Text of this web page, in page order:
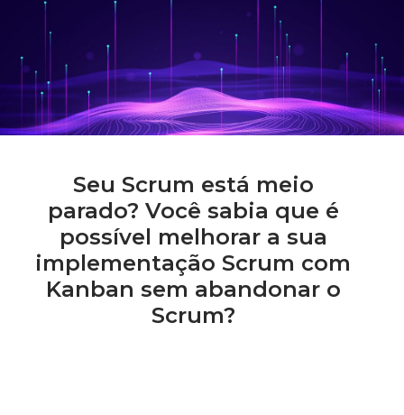
Seu Scrum está meio
parado? Você sabia que é
possível melhorar a sua
implementação Scrum com
Kanban sem abandonar o
Scrum?